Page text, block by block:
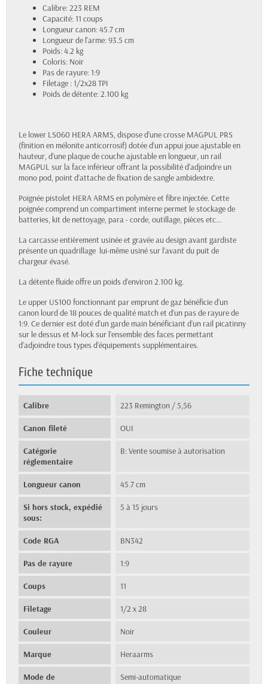
Calibre: 223 REM
Capacité: 11 coups
Longueur canon: 45.7 cm
Longueur de l'arme: 93.5 cm
Poids: 4.2 kg
Coloris: Noir
Pas de rayure: 1:9
Filetage : 1/2x28 TPI
Poids de détente: 2.100 kg
Le lower LS060 HERA ARMS, dispose d’une crosse MAGPUL PRS
(finition en mélonite anticorrosif) dotée d’un appui joue ajustable en
hauteur, d’une plaque de couche ajustable en longueur, un rail
MAGPUL sur la face inférieur offrant la possibilité d’adjoindre un
mono pod, point d’attache de fixation de sangle ambidextre.
Poignée pistolet HERA ARMSen polymère et fibre injectée. Cette
poignée comprend un compartiment interne permet le stockage de
batteries, kit de nettoyage, para - corde, outillage, pièces etc...
La carcasse entièrement usinée et gravée au design avant gardiste
présente un quadrillage lui-même usiné sur l’avant du puit de
chargeur évasé.
La détente fluide offre un poids d’environ 2.100 kg.
Le upper US100 fonctionnant par emprunt de gaz bénéficie d’un
canon lourd de 18 pouces de qualité match et d’un pas de rayure de
1:9. Ce dernier est doté d’un garde main bénéficiant d’un rail picatinny
sur le dessus et M-lock sur l’ensemble des faces permettant
d’adjoindre tous types d’équipements supplémentaires.
Fiche technique
Calibre 223 Remington / 5,56
Canon fileté OUI
Catégorie
réglementaire
B: Vente soumise à autorisation
Longueur canon 45.7 cm
Si hors stock, expédié
sous:
5 à 15 jours
Code RGA BN342
Pas de rayure 1:9
Coups 11
Filetage 1/2 x 28
Couleur Noir
Marque Heraarms
Mode de
Semi-automatique